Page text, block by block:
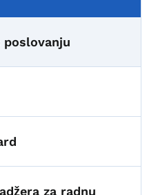
poslovanju
za radnu